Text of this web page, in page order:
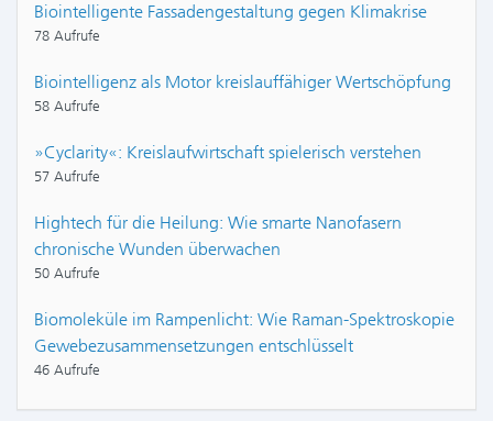
Biointelligente Fassadengestaltung gegen Klimakrise
78 Aufrufe
Biointelligenz als Motor kreislauffähiger Wertschöpfung
58 Aufrufe
»Cyclarity«: Kreislaufwirtschaft spielerisch verstehen
57 Aufrufe
Hightech für die Heilung: Wie smarte Nanofasern
chronische Wunden überwachen
50 Aufrufe
Biomoleküle im Rampenlicht: Wie Raman-Spektroskopie
Gewebezusammensetzungen entschlüsselt
46 Aufrufe